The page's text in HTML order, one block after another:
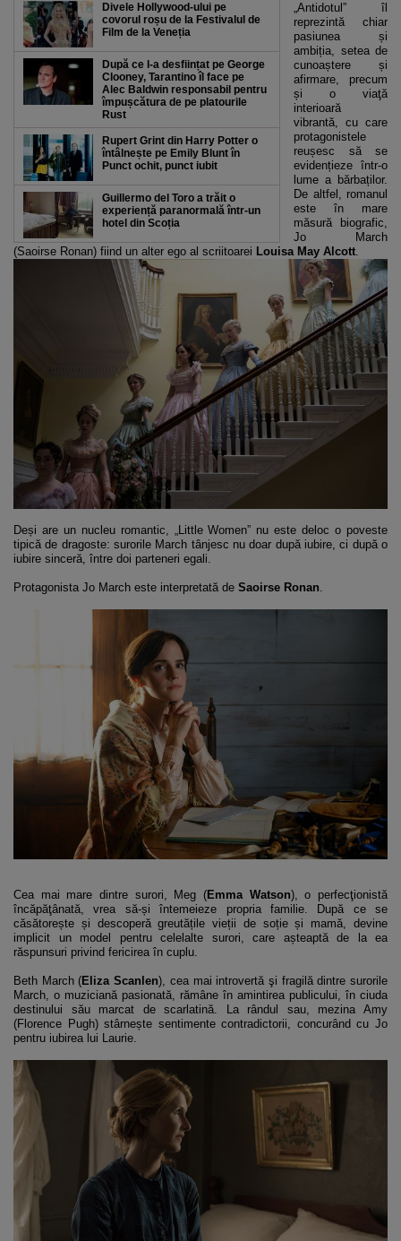
Divele Hollywood-ului pe
covorul roșu de la Festivalul de
Film de la Veneția
După ce l-a desființat pe George
Clooney, Tarantino îl face pe
Alec Baldwin responsabil pentru
împușcătura de pe platourile
Rust
Rupert Grint din Harry Potter o
întâlnește pe Emily Blunt în
Punct ochit, punct iubit
Guillermo del Toro a trăit o
experiență paranormală într-un
hotel din Scoția
„Antidotul” îl
reprezintă chiar
pasiunea și
ambiția, setea de
cunoaștere și
afirmare, precum
și o viaţă
interioară
vibrantă, cu care
protagonistele
reușesc să se
evidențieze într-o
lume a bărbaților.
De altfel, romanul
este în mare
măsură biografic,
Jo March
(Saoirse Ronan) fiind un alter ego al scriitoarei Louisa May Alcott.
Deși are un nucleu romantic, „Little Women” nu este deloc o poveste
tipică de dragoste: surorile March tânjesc nu doar după iubire, ci după o
iubire sinceră, între doi parteneri egali.
Protagonista Jo March este interpretată de Saoirse Ronan.
Cea mai mare dintre surori, Meg (Emma Watson), o perfecţionistă
încăpăţânată, vrea să-și întemeieze propria familie. După ce se
căsătorește și descoperă greutățile vieții de soție și mamă, devine
implicit un model pentru celelalte surori, care așteaptă de la ea
răspunsuri privind fericirea în cuplu.
Beth March (Eliza Scanlen), cea mai introvertă şi fragilă dintre surorile
March, o muziciană pasionată, rămâne în amintirea publicului, în ciuda
destinului său marcat de scarlatină. La rândul sau, mezina Amy
(Florence Pugh) stârnește sentimente contradictorii, concurând cu Jo
pentru iubirea lui Laurie.